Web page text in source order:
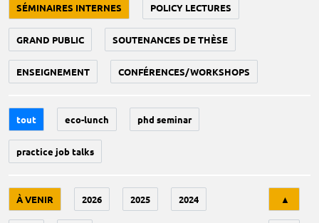
SÉMINAIRES INTERNES POLICY LECTURES
GRAND PUBLIC SOUTENANCES DE THÈSE
ENSEIGNEMENT CONFÉRENCES/WORKSHOPS
tout eco-lunch phd seminar
practice job talks
À VENIR 2026 2025 2024 ▲